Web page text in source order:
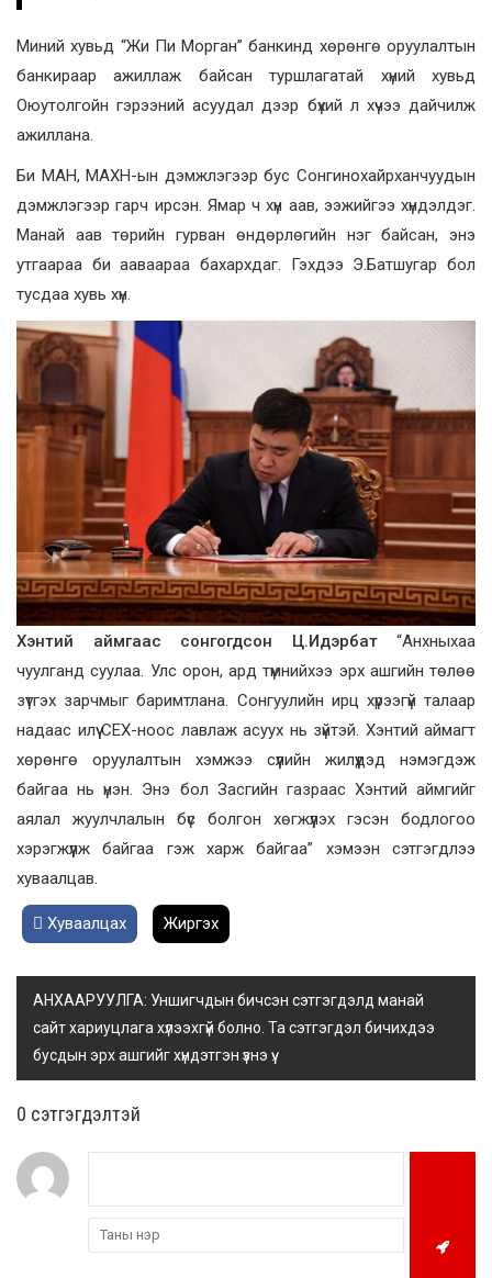
Миний хувьд “Жи Пи Морган” банкинд хөрөнгө оруулалтын
банкираар ажиллаж байсан туршлагатай хүний хувьд
Оюутолгойн гэрээний асуудал дээр бүхий л хүчээ дайчилж
ажиллана.
Би МАН, МАХН-ын дэмжлэгээр бус Сонгинохайрханчуудын
дэмжлэгээр гарч ирсэн. Ямар ч хүн аав, ээжийгээ хүндэлдэг.
Манай аав төрийн гурван өндөрлөгийн нэг байсан, энэ
утгаараа би ааваараа бахархдаг. Гэхдээ Э.Батшугар бол
тусдаа хувь хүн.
Хэнтий аймгаас сонгогдсон Ц.Идэрбат“Анхныхаа
чуулганд суулаа. Улс орон, ард түмнийхээ эрх ашгийн төлөө
зүтгэх зарчмыг баримтлана. Сонгуулийн ирц хүрээгүй талаар
надаас илүү СЕХ-ноос лавлаж асуух нь зүйтэй. Хэнтий аймагт
хөрөнгө оруулалтын хэмжээ сүүлийн жилүүдэд нэмэгдэж
байгаа нь үнэн. Энэ бол Засгийн газраас Хэнтий аймгийг
аялал жуулчлалын бүс болгон хөгжүүлэх гэсэн бодлогоо
хэрэгжүүлж байгаа гэж харж байгаа” хэмээн сэтгэгдлээ
хуваалцав.
Хуваалцах Жиргэх
АНХААРУУЛГА: Уншигчдын бичсэн сэтгэгдэлд манай
сайт хариуцлага хүлээхгүй болно. Та сэтгэгдэл бичихдээ
бусдын эрх ашгийг хүндэтгэн үзнэ үү.
0 cэтгэгдэлтэй